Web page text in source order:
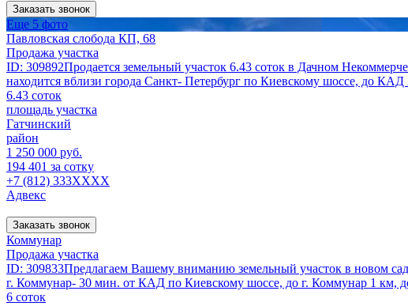
Заказать звонок
Еще 5 фото
Павловская слобода КП, 68
Продажа участка
ID: 309892Продается земельный участок 6.43 соток в Дачном
находится вблизи города Санкт- Петербург по Киевскому шоссе, до
6.43 соток
площадь участка
Гатчинский
район
1 250 000 руб.
194 401 за сотку
+7 (812) 333XXXX
Адвекс
Заказать звонок
Коммунар
Продажа участка
ID: 309833Предлагаем Вашему вниманию земельный участок в новом
г. Коммунар- 30 мин. от КАД по Киевскому шоссе, до г. Коммунар 1 км,
6 соток